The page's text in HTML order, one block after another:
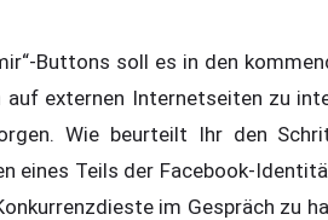
Buttons soll es in den
externen Internetseiten zu
Wie beurteilt Ihr den
eines Teils der Facebook-
im Gespräch zu